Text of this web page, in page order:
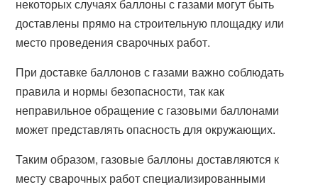
некоторых случаях баллоны с газами могут быть
доставлены прямо на строительную площадку или
место проведения сварочных работ.
При доставке баллонов с газами важно соблюдать
правила и нормы безопасности, так как
неправильное обращение с газовыми баллонами
может представлять опасность для окружающих.
Таким образом, газовые баллоны доставляются к
месту сварочных работ специализированными